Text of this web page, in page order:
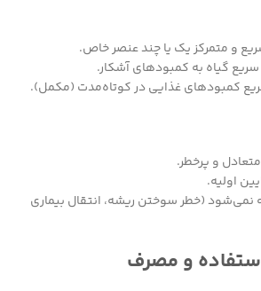
و متمرکز یک یا چند عنصر خاص.
گیاه به کمبودهای آشکار.
کمبودهای غذایی در کوتاه‌مدت (مکمل).
و پرخطر.
اولیه.
نمی‌شود (خطر سوختن ریشه، انتقال بیماری
و مصرف